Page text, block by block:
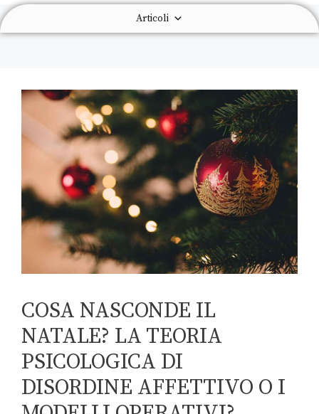
Articoli
COSA NASCONDE IL
NATALE? LA TEORIA
PSICOLOGICA DI
DISORDINE AFFETTIVO O I